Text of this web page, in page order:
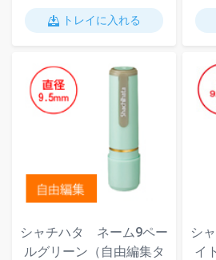
トレイに入れる
シャチハタ ネーム9ペー
ルグリーン（自由編集タ
シ
イ